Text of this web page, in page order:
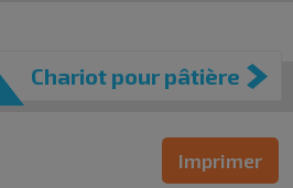
Chariot pour pâtière
Imprimer